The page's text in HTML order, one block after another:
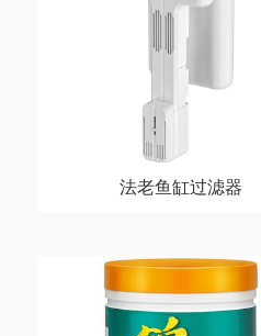
法老鱼缸过滤器